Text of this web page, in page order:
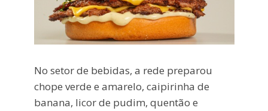
No setor de bebidas, a rede preparou
chope verde e amarelo, caipirinha de
banana, licor de pudim, quentão e